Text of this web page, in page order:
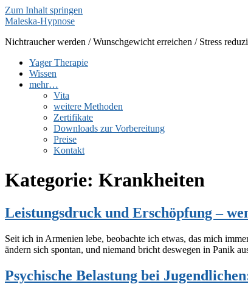
Zum Inhalt springen
Maleska-Hypnose
Nichtraucher werden / Wunschgewicht erreichen / Stress
Yager Therapie
Wissen
mehr…
Vita
weitere Methoden
Zertifikate
Downloads zur Vorbereitung
Preise
Kontakt
Kategorie: Krankheiten
Leistungsdruck und Erschöpfung –
Seit ich in Armenien lebe, beobachte ich etwas, das mich
ändern sich spontan, und niemand bricht deswegen in Panik
Psychische Belastung bei